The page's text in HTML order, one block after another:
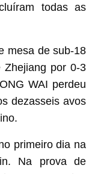
todas as
mesa de sub-18
Zhejiang por 0-3
WAI perdeu
dezasseis avos
primeiro dia na
Na prova de